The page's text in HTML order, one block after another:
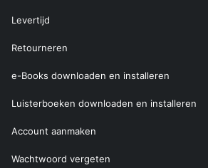
Levertijd
Retourneren
e-Books downloaden en installeren
Luisterboeken downloaden en installeren
Account aanmaken
Wachtwoord vergeten